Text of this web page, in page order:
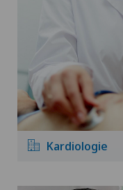
Kardiologie